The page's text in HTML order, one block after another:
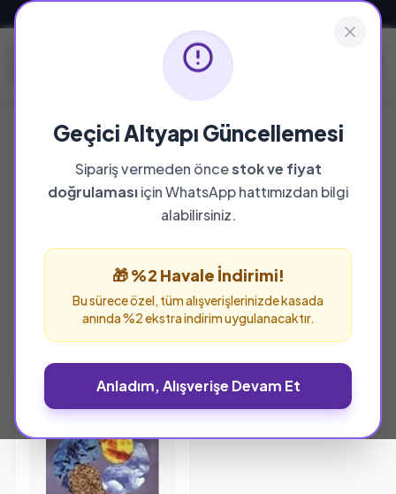
Geçici Altyapı Güncellemesi
Sipariş vermeden öncestok ve fiyat
doğrulamasıiçin WhatsApp hattımızdan bilgi
alabilirsiniz.
🎁 %2 Havale İndirimi!
Bu sürece özel, tüm alışverişlerinizde kasada
anında %2 ekstra indirim uygulanacaktır.
Anladım, Alışverişe Devam Et
YAYINEVI
Expoze Kitap
Expoze Kitap yayınevine ait tüm eserleri bu
sayfada inceleyebilir ve güvenle sipariş